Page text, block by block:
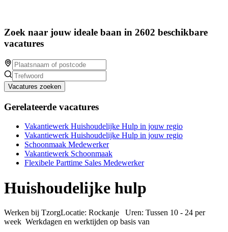
Zoek naar jouw ideale baan in 2602 beschikbare
vacatures
Vacatures zoeken
Gerelateerde vacatures
Vakantiewerk Huishoudelijke Hulp in jouw regio
Vakantiewerk Huishoudelijke Hulp in jouw regio
Schoonmaak Medewerker
Vakantiewerk Schoonmaak
Flexibele Parttime Sales Medewerker
Huishoudelijke hulp
Werken bij TzorgLocatie: Rockanje Uren: Tussen 10 - 24 per
week Werkdagen en werktijden op basis van